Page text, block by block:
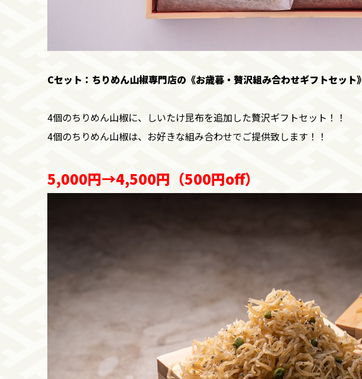
Cセット：ちりめん山椒専門店の《お歳暮・贅沢組み合わせギフトセット》
4個のちりめん山椒に、しいたけ昆布を追加した贅沢ギフトセット！！
4個のちりめん山椒は、お好きな組み合わせでご提供致します！！
5,000円→4,500円（500円off）